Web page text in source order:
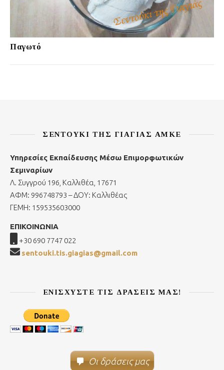
Παγωτό
ΣΕΝΤΟΎΚΙ ΤΗΣ ΓΙΑΓΙΆΣ ΑΜΚΕ
Υπηρεσίες Εκπαίδευσης Μέσω Επιμορφωτικών
Σεμιναρίων
Λ. Συγγρού 196, Καλλιθέα, 17671
ΑΦΜ: 996748793 – ΔΟΥ: Καλλιθέας
ΓΕΜΗ: 159535603000
ΕΠΙΚΟΙΝΩΝΙΑ
+30 690 7747 022
sentouki.tis.giagias@gmail.com
ΕΝΙΣΧΎΣΤΕ ΤΙΣ ΔΡΆΣΕΙΣ ΜΑΣ!
Οι δράσεις μας